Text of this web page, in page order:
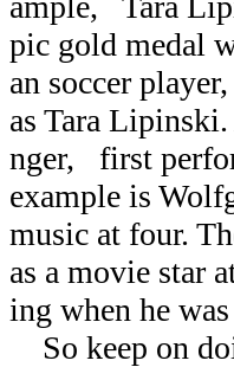
pic gold medal
an soccer
as Tara
nger,
first
example is
music at four.
as a movie star
ing when he
So keep on